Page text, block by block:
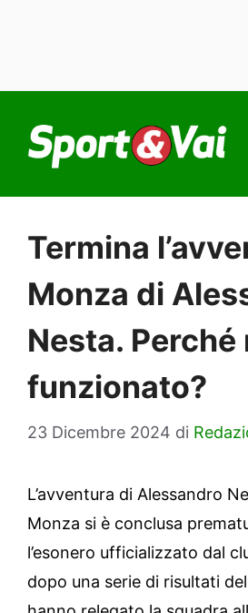
contenuto
Termina
Monza di
Nesta. Perché
funzionato?
23 Dicembre 2024 di
L’avventura di Alessandro
Monza si è conclusa
l’esonero ufficializzato dal
dopo una serie di risultati